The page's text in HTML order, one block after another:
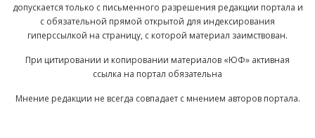
допускается только с письменного разрешения редакции портала и
с обязательной прямой открытой для индексирования
гиперссылкой на страницу, с которой материал заимствован.
При цитировании и копировании материалов «ЮФ» активная
ссылка на портал обязательна
Мнение редакции не всегда совпадает с мнением авторов портала.